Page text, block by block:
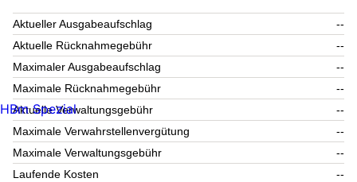
Aktueller Ausgabeaufschlag
--
Aktuelle Rücknahmegebühr
--
Maximaler Ausgabeaufschlag
--
Maximale Rücknahmegebühr
--
Aktuelle Verwaltungsgebühr
--
Maximale Verwahrstellenvergütung
--
Maximale Verwaltungsgebühr
--
Laufende Kosten
--
HBm Spezial